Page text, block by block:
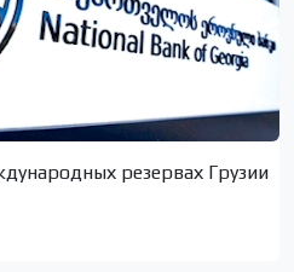
резервах Грузии